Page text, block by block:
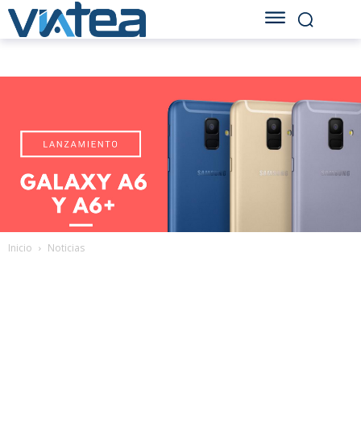
Inicio Noticias